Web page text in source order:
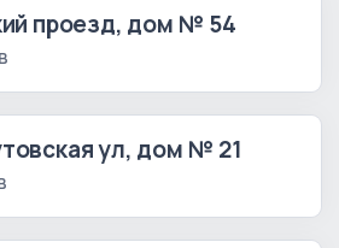
проезд, дом № 54
ул, дом № 21